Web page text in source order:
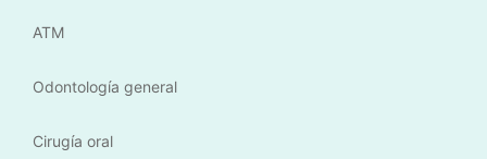
ATM
Odontología general
Cirugía oral